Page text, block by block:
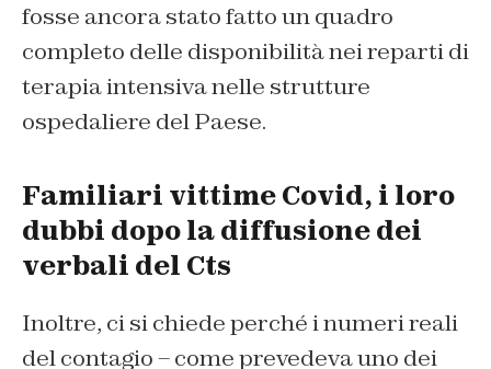
fosse ancora stato fatto un quadro
completo delle disponibilità nei reparti di
terapia intensiva nelle strutture
ospedaliere del Paese.
Familiari vittime Covid, i loro
dubbi dopo la diffusione dei
verbali del Cts
Inoltre, ci si chiede perché i numeri reali
del contagio – come prevedeva uno dei